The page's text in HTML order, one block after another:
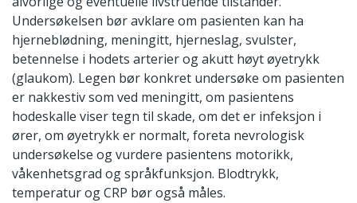
Undersøkelsen bør avklare om pasienten kan ha
hjerneblødning, meningitt, hjerneslag, svulster,
betennelse i hodets arterier og akutt høyt øyetrykk
(glaukom). Legen bør konkret undersøke om pasienten
er nakkestiv som ved meningitt, om pasientens
hodeskalle viser tegn til skade, om det er infeksjon i
ører, om øyetrykk er normalt, foreta nevrologisk
undersøkelse og vurdere pasientens motorikk,
våkenhetsgrad og språkfunksjon. Blodtrykk,
temperatur og CRP bør også måles.